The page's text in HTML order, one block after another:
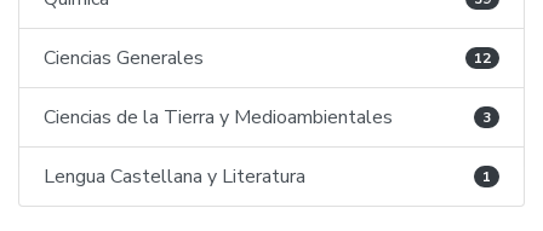
Ciencias Generales 12
Ciencias de la Tierra y Medioambientales 3
Lengua Castellana y Literatura 1